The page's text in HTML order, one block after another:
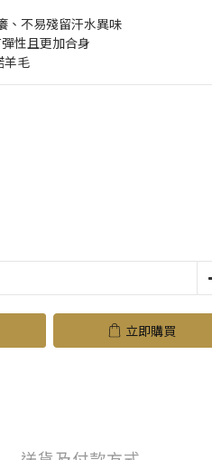
、不易殘留汗水異味
性且更加合身
羊毛
立即購買